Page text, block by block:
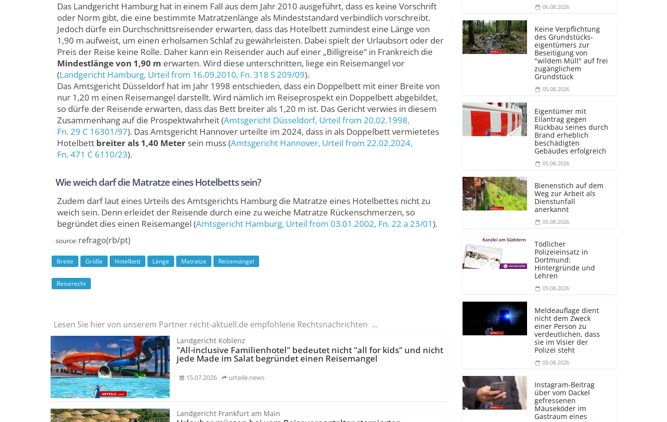
Das Landgericht Hamburg hat in einem Fall aus dem Jahr 2010 ausgeführt, dass es keine Vorschrift
oder Norm gibt, die eine bestimmte Matratzenlänge als Mindeststandard verbindlich vorschreibt.
Jedoch dürfe ein Durchschnittsreisender erwarten, dass das Hotelbett zumindest eine Länge von
1,90 m aufweist, um einen erholsamen Schlaf zu gewährleisten. Dabei spielt der Urlaubsort oder der
Preis der Reise keine Rolle. Daher kann ein Reisender auch auf einer „Billigreise“ in Frankreich die
Mindestlänge von 1,90 m erwarten. Wird diese unterschritten, liege ein Reisemangel vor
(Landgericht Hamburg, Urteil from 16.09.2010, Fn. 318 S 209/09).
Das Amtsgericht Düsseldorf hat im Jahr 1998 entschieden, dass ein Doppelbett mit einer Breite von
nur 1,20 m einen Reisemangel darstellt. Wird nämlich im Reiseprospekt ein Doppelbett abgebildet,
so dürfe der Reisende erwarten, dass das Bett breiter als 1,20 m ist. Das Gericht verwies in diesem
Zusammenhang auf die Prospektwahrheit (Amtsgericht Düsseldorf, Urteil from 20.02.1998,
Fn. 29 C 16301/97). Das Amtsgericht Hannover urteilte im 2024, dass in als Doppelbett vermietetes
Hotelbett breiter als 1,40 Metersein muss (Amtsgericht Hannover, Urteil from 22.02.2024,
Fn. 471 C 6110/23).
Wie weich darf die Matratze eines Hotelbetts sein?
Zudem darf laut eines Urteils des Amtsgerichts Hamburg die Matratze eines Hotelbettes nicht zu
weich sein. Denn erleidet der Reisende durch eine zu weiche Matratze Rückenschmerzen, so
begründet dies einen Reisemangel (Amtsgericht Hamburg, Urteil from 03.01.2002, Fn. 22 a 23/01).
source: refrago(rb/pt)
Breite Größe Hotelbett Länge Matratze Reisemängel
Reiserecht
Lesen Sie hier von unserem Partner recht-aktuell.de empfohlene Rechtsnachrichten ...
Landgericht Koblenz
"All-inclusive Familienhotel" bedeutet nicht "all for kids" und nicht
jede Made im Salat begründet einen Reisemangel
15.07.2026 urteile.news
Landgericht Frankfurt am Main
06.08.2026
Keine Verpflichtung
des Grundstücks­
eigentümers zur
Beseitigung von
"wildem Müll" auf frei
zugänglichem
Grundstück
05.08.2026
Eigentümer mit
Eilantrag gegen
Rückbau seines durch
Brand erheblich
beschädigten
Gebäudes erfolgreich
05.08.2026
Bienenstich auf dem
Weg zur Arbeit als
Dienstunfall
anerkannt
05.08.2026
Tödlicher
Polizeieinsatz in
Dortmund:
Hintergründe und
Lehren
05.08.2026
Meldeauflage dient
nicht dem Zweck
einer Person zu
verdeutlichen, dass
sie im Visier der
Polizei steht
05.08.2026
Instagram-Beitrag
über vom Dackel
gefressenen
Mäuseköder im
Gastraum eines